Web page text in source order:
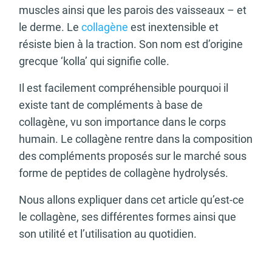
muscles ainsi que les parois des vaisseaux – et
le derme. Le collagène est inextensible et
résiste bien à la traction. Son nom est d’origine
grecque ‘kolla’ qui signifie colle.
Il est facilement compréhensible pourquoi il
existe tant de compléments à base de
collagène, vu son importance dans le corps
humain. Le collagène rentre dans la composition
des compléments proposés sur le marché sous
forme de peptides de collagène hydrolysés.
Nous allons expliquer dans cet article qu’est-ce
le collagène, ses différentes formes ainsi que
son utilité et l’utilisation au quotidien.